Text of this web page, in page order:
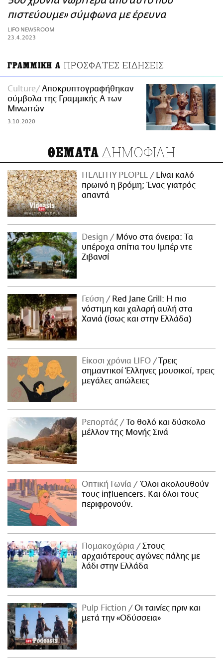
ΑΜΠΑ
PRINT
πιστεύουμε» σύμφωνα με έρευνα
LIFO NEWSROOM
23.4.2023
ΓΡΑΜΜΙΚΗ Α ΠΡΟΣΦΑΤΕΣ ΕΙΔΗΣΕΙΣ
Culture
Αποκρυπτογραφήθηκαν
σύμβολα της Γραμμικής Α των
Μινωιτών
3.10.2020
ΘΕΜΑΤΑ ΔΗΜΟΦΙΛΗ
HEALTHY PEOPLE
Είναι καλό
πρωινό η βρόμη; Ένας γιατρός
απαντά
Design
Μόνο στα όνειρα: Τα
υπέροχα σπίτια του Ιμπέρ ντε
Ζιβανσί
Γεύση
Red Jane Grill: Η πιο
νόστιμη και χαλαρή αυλή στα
Χανιά (ίσως και στην Ελλάδα)
Είκοσι χρόνια LIFO
Tρεις
σημαντικοί Έλληνες μουσικοί, τρεις
μεγάλες απώλειες
Ρεπορτάζ
Το θολό και δύσκολο
μέλλον της Μονής Σινά
Οπτική Γωνία
Όλοι ακολουθούν
τους influencers. Και όλοι τους
περιφρονούν.
Πομακοχώρια
Στους
αρχαιότερους αγώνες πάλης με
λάδι στην Ελλάδα
Pulp Fiction
Οι ταινίες πριν και
μετά την «Οδύσσεια»